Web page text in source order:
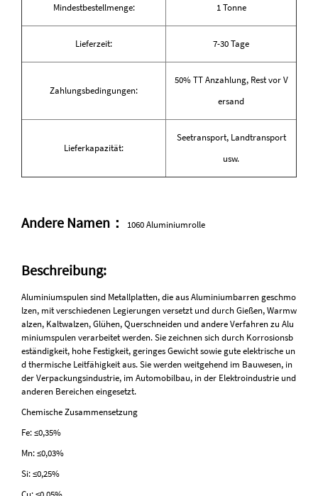
Mindestbestellmenge: 1 Tonne
Lieferzeit: 7-30 Tage
Zahlungsbedingungen:
50% TT Anzahlung, Rest vor V
ersand
Lieferkapazität:
Seetransport, Landtransport
usw.
Andere Namen： 1060 Aluminiumrolle
Beschreibung:
Aluminiumspulen sind Metallplatten, die aus Aluminiumbarren geschmo
lzen, mit verschiedenen Legierungen versetzt und durch Gießen, Warmw
alzen, Kaltwalzen, Glühen, Querschneiden und andere Verfahren zu Alu
miniumspulen verarbeitet werden. Sie zeichnen sich durch Korrosionsb
eständigkeit, hohe Festigkeit, geringes Gewicht sowie gute elektrische un
d thermische Leitfähigkeit aus. Sie werden weitgehend im Bauwesen, in
der Verpackungsindustrie, im Automobilbau, in der Elektroindustrie und
anderen Bereichen eingesetzt.
Chemische Zusammensetzung
Fe: ≤0,35%
Mn: ≤0,03%
Si: ≤0,25%